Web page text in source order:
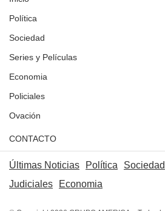
Política
Sociedad
Series y Películas
Economia
Policiales
Ovación
CONTACTO
Últimas Noticias Política Sociedad
Judiciales
Economia